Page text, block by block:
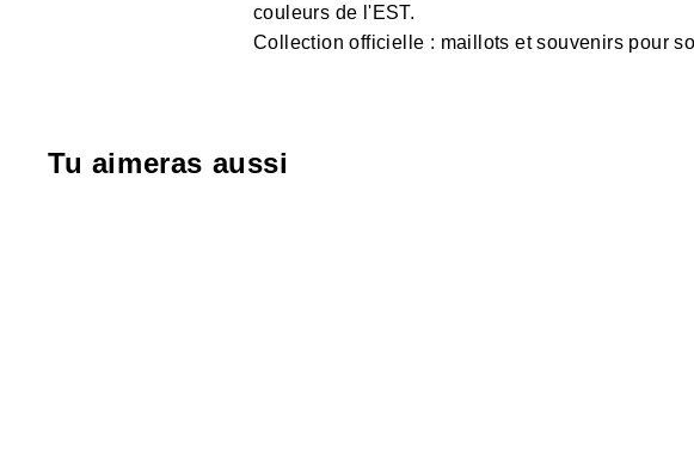
couleurs de l'EST.
Collection officielle : maillots et souvenirs pour
Tu aimeras aussi